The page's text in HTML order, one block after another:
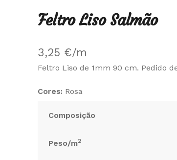
Feltro Liso Salmão
3,25 €/m
Feltro Liso de 1mm 90 cm. Pedido
Cores: Rosa
Composição
Peso/m2